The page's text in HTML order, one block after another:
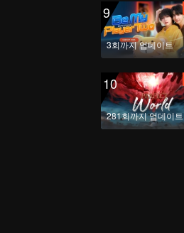
9
3회까지 업데이트
10
281회까지 업데이트